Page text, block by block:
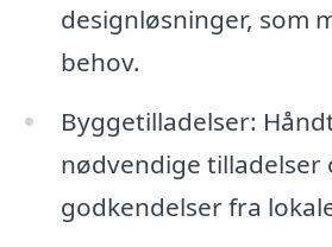
designløsninger, som
behov.
Byggetilladelser:
nødvendige tilladelser
godkendelser fra